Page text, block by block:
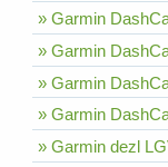
» Garmin
» Garmin
» Garmin
» Garmin
» Garmin dezl